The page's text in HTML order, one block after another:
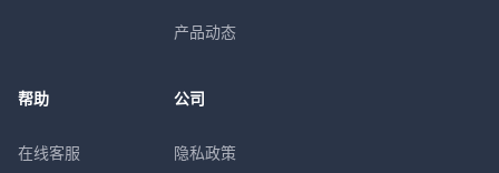
产品动态
帮助
在线客服
公司
隐私政策